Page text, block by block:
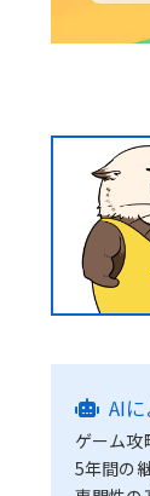
AI
ゲーム攻
5年間の